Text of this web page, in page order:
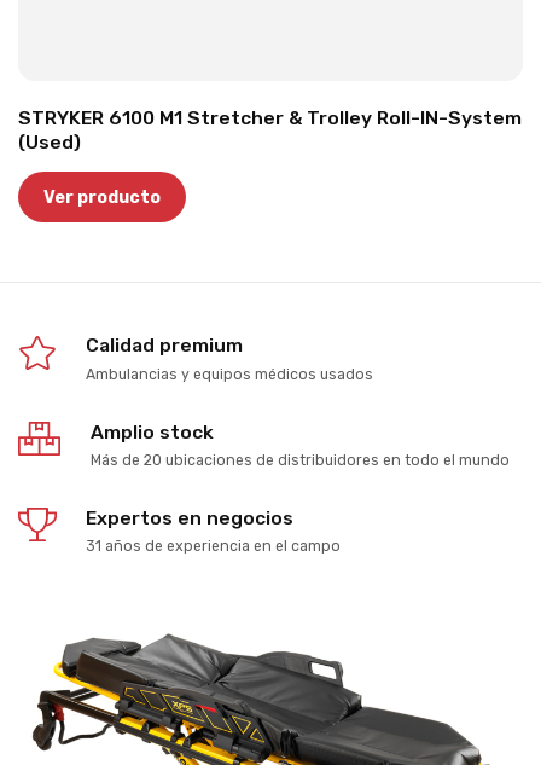
STRYKER 6100 M1 Stretcher & Trolley Roll-IN-System
(Used)
Ver producto
Calidad premium
Ambulancias y equipos médicos usados
Amplio stock
Más de 20 ubicaciones de distribuidores en todo el mundo
Expertos en negocios
31 años de experiencia en el campo